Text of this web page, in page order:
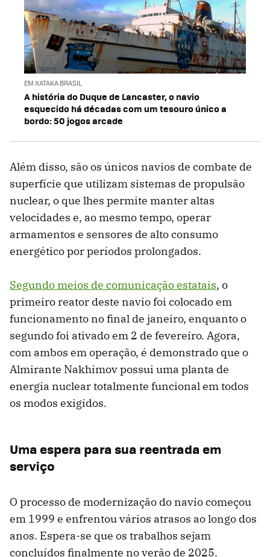
EM XATAKA BRASIL
A história do Duque de Lancaster, o navio
esquecido há décadas com um tesouro único a
bordo: 50 jogos arcade
Além disso, são os únicos navios de combate de
superfície que utilizam sistemas de propulsão
nuclear, o que lhes permite manter altas
velocidades e, ao mesmo tempo, operar
armamentos e sensores de alto consumo
energético por períodos prolongados.
Segundo meios de comunicação estatais, o
primeiro reator deste navio foi colocado em
funcionamento no final de janeiro, enquanto o
segundo foi ativado em 2 de fevereiro. Agora,
com ambos em operação, é demonstrado que o
Almirante Nakhimov possui uma planta de
energia nuclear totalmente funcional em todos
os modos exigidos.
Uma espera para sua reentrada em
serviço
O processo de modernização do navio começou
em 1999 e enfrentou vários atrasos ao longo dos
anos. Espera-se que os trabalhos sejam
concluídos finalmente no verão de 2025.